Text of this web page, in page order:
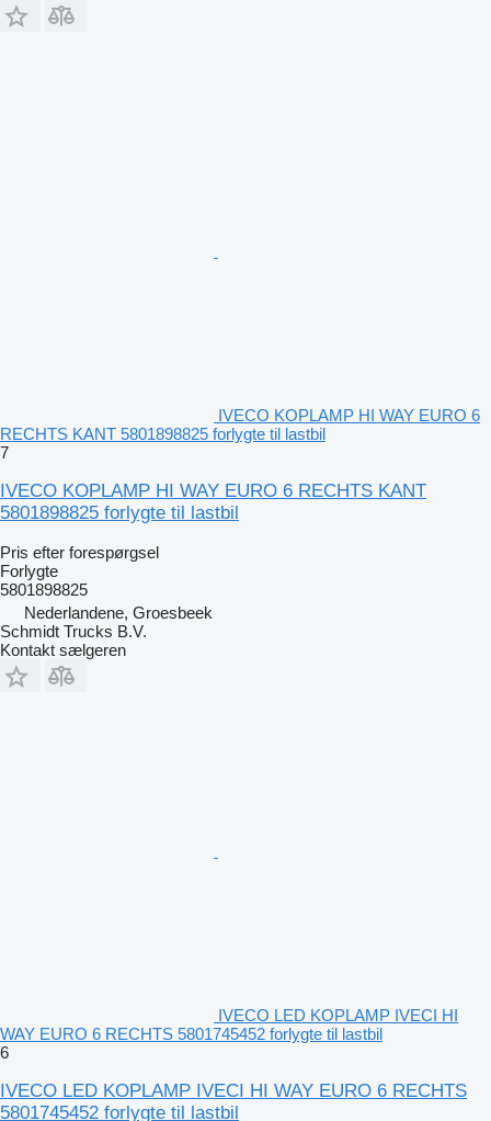
IVECO KOPLAMP HI WAY EURO 6
RECHTS KANT 5801898825 forlygte til lastbil
7
IVECO KOPLAMP HI WAY EURO 6 RECHTS KANT
5801898825 forlygte til lastbil
Pris efter forespørgsel
Forlygte
5801898825
Nederlandene, Groesbeek
Schmidt Trucks B.V.
Kontakt sælgeren
IVECO LED KOPLAMP IVECI HI
WAY EURO 6 RECHTS 5801745452 forlygte til lastbil
6
IVECO LED KOPLAMP IVECI HI WAY EURO 6 RECHTS
5801745452 forlygte til lastbil